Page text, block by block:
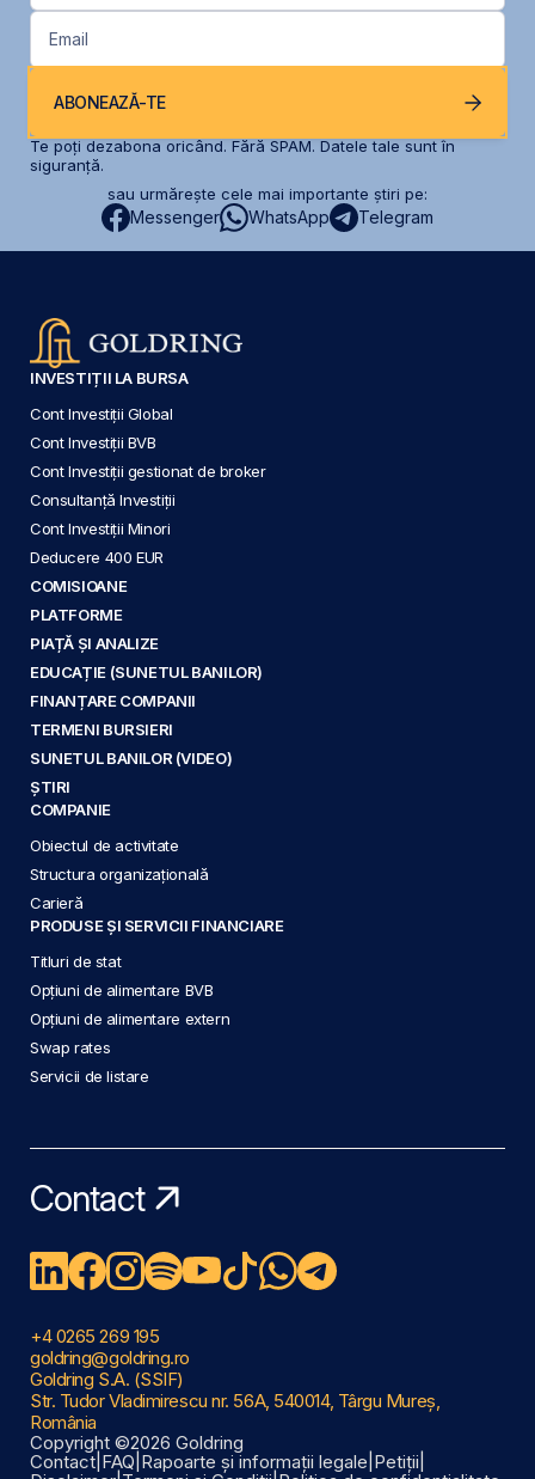
Email
ABONEAZĂ-TE
Te poți dezabona oricând. Fără SPAM. Datele tale sunt în
siguranță.
sau urmărește cele mai importante știri pe:
Messenger WhatsApp Telegram
INVESTIȚII LA BURSA
Cont Investiții Global
Cont Investiții BVB
Cont Investiții gestionat de broker
Consultanță Investiții
Cont Investiții Minori
Deducere 400 EUR
COMISIOANE
PLATFORME
PIAȚĂ ȘI ANALIZE
EDUCAȚIE (SUNETUL BANILOR)
FINANȚARE COMPANII
TERMENI BURSIERI
SUNETUL BANILOR (VIDEO)
ȘTIRI
COMPANIE
Obiectul de activitate
Structura organizațională
Carieră
PRODUSE ȘI SERVICII FINANCIARE
Titluri de stat
Opțiuni de alimentare BVB
Opțiuni de alimentare extern
Swap rates
Servicii de listare
Contact
+4 0265 269 195
goldring@goldring.ro
Goldring S.A. (SSIF)
Str. Tudor Vladimirescu nr. 56A, 540014, Târgu Mureș,
România
Copyright ©2026 Goldring
Contact FAQ Rapoarte și informații legale Petiții